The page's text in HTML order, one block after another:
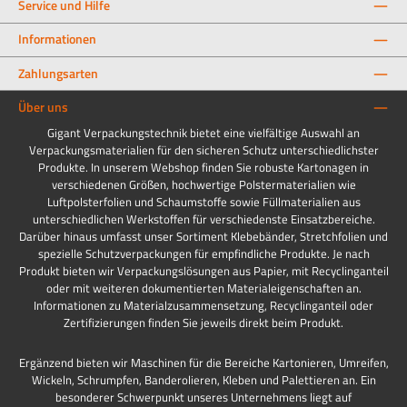
Service und Hilfe
Informationen
Zahlungsarten
Über uns
Gigant Verpackungstechnik bietet eine vielfältige Auswahl an
Verpackungsmaterialien für den sicheren Schutz unterschiedlichster
Produkte. In unserem Webshop finden Sie robuste Kartonagen in
verschiedenen Größen, hochwertige Polstermaterialien wie
Luftpolsterfolien und Schaumstoffe sowie Füllmaterialien aus
unterschiedlichen Werkstoffen für verschiedenste Einsatzbereiche.
Darüber hinaus umfasst unser Sortiment Klebebänder, Stretchfolien und
spezielle Schutzverpackungen für empfindliche Produkte. Je nach
Produkt bieten wir Verpackungslösungen aus Papier, mit Recyclinganteil
oder mit weiteren dokumentierten Materialeigenschaften an.
Informationen zu Materialzusammensetzung, Recyclinganteil oder
Zertifizierungen finden Sie jeweils direkt beim Produkt.
Ergänzend bieten wir Maschinen für die Bereiche Kartonieren, Umreifen,
Wickeln, Schrumpfen, Banderolieren, Kleben und Palettieren an. Ein
besonderer Schwerpunkt unseres Unternehmens liegt auf